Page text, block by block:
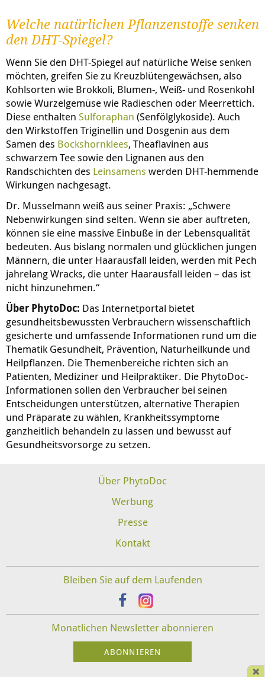
Welche natürlichen Pflanzenstoffe senken
den DHT-Spiegel?
Wenn Sie den DHT-Spiegel auf natürliche Weise senken
möchten, greifen Sie zu Kreuzblütengewächsen, also
Kohlsorten wie Brokkoli, Blumen-, Weiß- und Rosenkohl
sowie Wurzelgemüse wie Radieschen oder Meerrettich.
Diese enthalten Sulforaphan (Senfölglykoside). Auch
den Wirkstoffen Triginellin und Dosgenin aus dem
Samen des Bockshornklees, Theaflavinen aus
schwarzem Tee sowie den Lignanen aus den
Randschichten des Leinsamens werden DHT-hemmende
Wirkungen nachgesagt.
Dr. Musselmann weiß aus seiner Praxis: „Schwere
Nebenwirkungen sind selten. Wenn sie aber auftreten,
können sie eine massive Einbuße in der Lebensqualität
bedeuten. Aus bislang normalen und glücklichen jungen
Männern, die unter Haarausfall leiden, werden mit Pech
jahrelang Wracks, die unter Haarausfall leiden – das ist
nicht hinzunehmen.“
Über PhytoDoc: Das Internetportal bietet
gesundheitsbewussten Verbrauchern wissenschaftlich
gesicherte und umfassende Informationen rund um die
Thematik Gesundheit, Prävention, Naturheilkunde und
Heilpflanzen. Die Themenbereiche richten sich an
Patienten, Mediziner und Heilpraktiker. Die PhytoDoc-
Informationen sollen den Verbraucher bei seinen
Entscheidungen unterstützen, alternative Therapien
und Präparate zu wählen, Krankheitssymptome
ganzheitlich behandeln zu lassen und bewusst auf
Gesundheitsvorsorge zu setzen.
Über PhytoDoc
Werbung
Presse
Kontakt
Bleiben Sie auf dem Laufenden
Monatlichen Newsletter abonnieren